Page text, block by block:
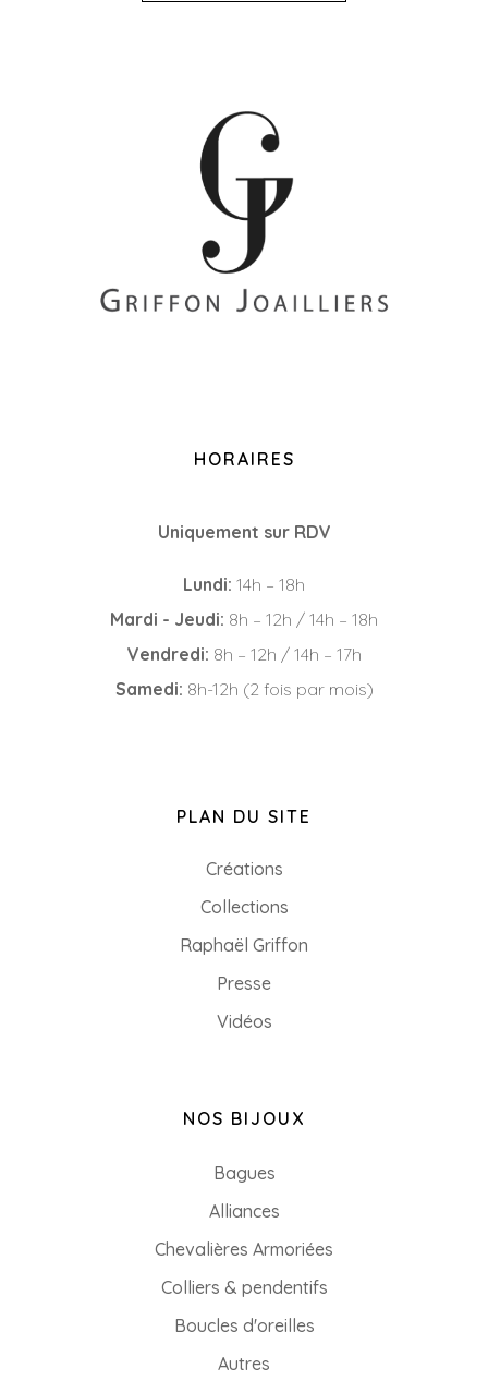
HORAIRES
Uniquement sur RDV
Lundi: 14h – 18h
Mardi - Jeudi: 8h – 12h / 14h – 18h
Vendredi: 8h – 12h / 14h – 17h
Samedi: 8h-12h (2 fois par mois)
PLAN DU SITE
Créations
Collections
Raphaël Griffon
Presse
Vidéos
NOS BIJOUX
Bagues
Alliances
Chevalières Armoriées
Colliers & pendentifs
Boucles d'oreilles
Autres